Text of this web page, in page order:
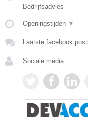
Bedrijfsadvies
Openingstijden ▼
Laatste facebook
Sociale media: